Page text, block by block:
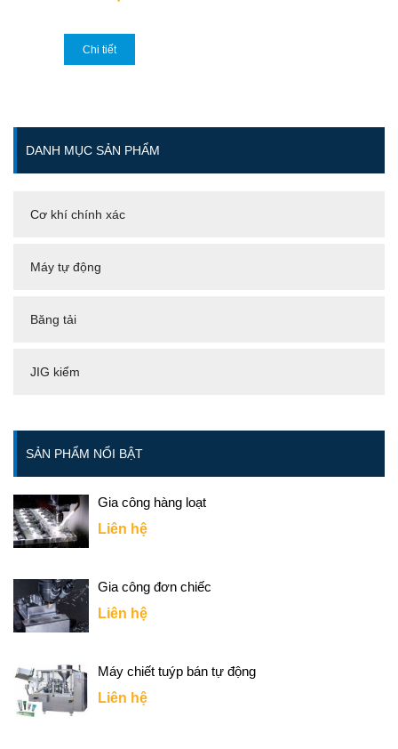
Chi tiết
DANH MỤC SẢN PHẨM
Cơ khí chính xác
Máy tự động
Băng tải
JIG kiểm
SẢN PHẨM NỔI BẬT
Gia công hàng loạt
Liên hệ
Gia công đơn chiếc
Liên hệ
Máy chiết tuýp bán tự động
Liên hệ